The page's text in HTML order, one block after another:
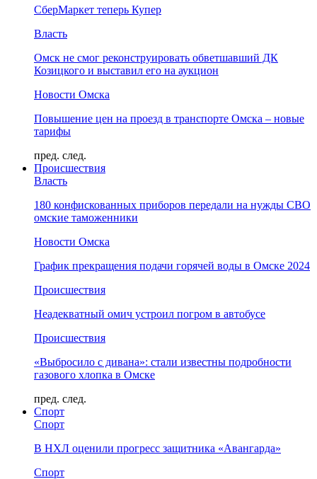
СберМаркет теперь Купер
Власть
Омск не смог реконструировать обветшавший ДК
Козицкого и выставил его на аукцион
Новости Омска
Повышение цен на проезд в транспорте Омска – новые
тарифы
пред. след.
Происшествия
Власть
180 конфискованных приборов передали на нужды СВО
омские таможенники
Новости Омска
График прекращения подачи горячей воды в Омске 2024
Происшествия
Неадекватный омич устроил погром в автобусе
Происшествия
«Выбросило с дивана»: стали известны подробности
газового хлопка в Омске
пред. след.
Спорт
Спорт
В НХЛ оценили прогресс защитника «Авангарда»
Спорт